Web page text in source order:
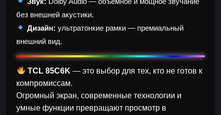
без внешней акустики.
Дизайн: ультратонкие рамки — премиальный
внешний вид.
TCL 85C6K — это выбор для тех, кто не готов к
компромиссам.
Огромный экран, современные технологии и
умные функции превращают просмотр в